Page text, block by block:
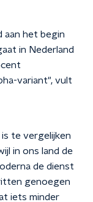
aan het begin
in Nederland
variant", vult
te vergelijken
in ons land de
de dienst
genoegen
iets minder